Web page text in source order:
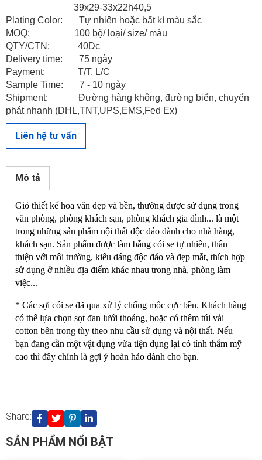
39x29-33x22h40,5
Plating Color: Tự nhiên hoặc bất kì màu sắc
MOQ: 100 bộ/ loại/ size/ màu
QTY/CTN: 40Dc
Delivery time: 75 ngày
Payment: T/T, L/C
Sample Time: 7 - 10 ngày
Shipment: Đường hàng không, đường biển, chuyển
phát nhanh (DHL,TNT,UPS,EMS,Fed Ex)
Liên hệ tư vấn
LIÊN HỆ VỚI CHÚNG TÔI
Mô tả
Giỏ thiết kế hoa văn đẹp và bền, thường được sử dụng trong
văn phòng, phòng khách sạn, phòng khách gia đình... là một
trong những sản phẩm nội thất độc đáo dành cho nhà hàng,
khách sạn. Sản phẩm được làm bằng cói se tự nhiên, thân
thiện với môi trường, kiểu dáng độc đáo và đẹp mắt, thích hợp
sử dụng ở nhiều địa điểm khác nhau trong nhà, phòng làm
việc...
* Các sợi cói se đã qua xử lý chống mốc cực bền. Khách hàng
có thể lựa chọn sọt đan lưới thoáng, hoặc có thêm túi vải
cotton bên trong tùy theo nhu cầu sử dụng và nội thất. Nếu
bạn đang cần một vật dụng vừa tiện dụng lại có tính thẩm mỹ
cao thì đây chính là gợi ý hoàn hảo dành cho bạn.
Share:
SẢN PHẨM NỔI BẬT